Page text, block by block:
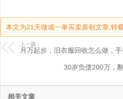
本文为21天做成一单买卖原创文章,转
上一篇：
月万起步，旧衣服回收怎么做，手
30岁负债200万，
相关文章